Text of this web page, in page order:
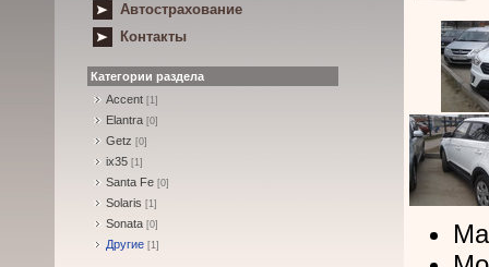
Автострахование
Контакты
Категории раздела
Accent [1]
Elantra [0]
Getz [0]
ix35 [1]
Santa Fe [0]
Solaris [1]
Sonata [0]
Другие [1]